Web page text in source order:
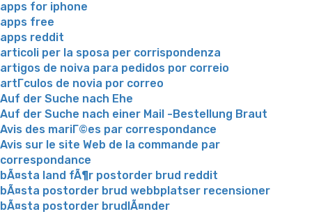
apps for iphone
apps free
apps reddit
articoli per la sposa per corrispondenza
artigos de noiva para pedidos por correio
artГ­culos de novia por correo
Auf der Suche nach Ehe
Auf der Suche nach einer Mail -Bestellung Braut
Avis des mariГ©es par correspondance
Avis sur le site Web de la commande par
correspondance
bÃ¤sta land fÃ¶r postorder brud reddit
bÃ¤sta postorder brud webbplatser recensioner
bÃ¤sta postorder brudlÃ¤nder